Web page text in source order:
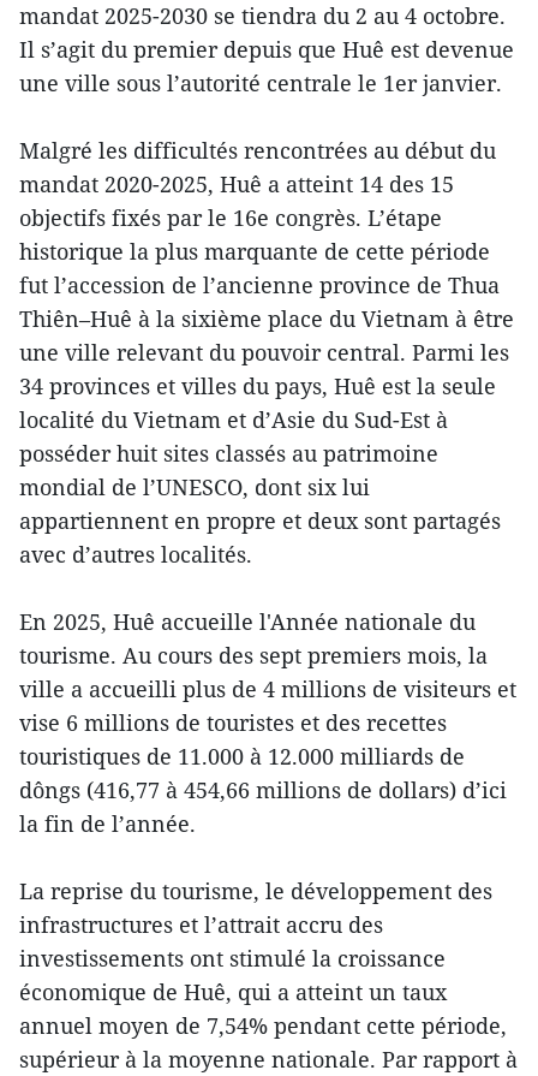
mandat 2025-2030 se tiendra du 2 au 4 octobre.
Il s’agit du premier depuis que Huê est devenue
une ville sous l’autorité centrale le 1er janvier.
Malgré les difficultés rencontrées au début du
mandat 2020-2025, Huê a atteint 14 des 15
objectifs fixés par le 16e congrès. L’étape
historique la plus marquante de cette période
fut l’accession de l’ancienne province de Thua
Thiên–Huê à la sixième place du Vietnam à être
une ville relevant du pouvoir central. Parmi les
34 provinces et villes du pays, Huê est la seule
localité du Vietnam et d’Asie du Sud-Est à
posséder huit sites classés au patrimoine
mondial de l’UNESCO, dont six lui
appartiennent en propre et deux sont partagés
avec d’autres localités.
En 2025, Huê accueille l'Année nationale du
tourisme. Au cours des sept premiers mois, la
ville a accueilli plus de 4 millions de visiteurs et
vise 6 millions de touristes et des recettes
touristiques de 11.000 à 12.000 milliards de
dôngs (416,77 à 454,66 millions de dollars) d’ici
la fin de l’année.
La reprise du tourisme, le développement des
infrastructures et l’attrait accru des
investissements ont stimulé la croissance
économique de Huê, qui a atteint un taux
annuel moyen de 7,54% pendant cette période,
supérieur à la moyenne nationale. Par rapport à